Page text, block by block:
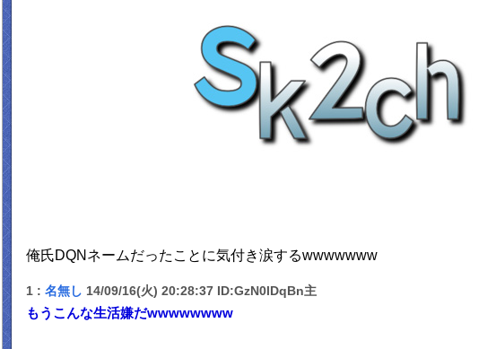
出産から1ヶ月くらいたって退院し、娘の顔を見に行くと顔が違う。姑「あ、赤ちゃんなんて顔が変わるものよ」旦那「そ、そうそう」→なんと真相は・・・
俺氏DQNネームだったことに気付き涙するwwwwwww
1 : 名無し 14/09/16(火) 20:28:37 ID:GzN0lDqBn主
もうこんな生活嫌だwwwwwwww